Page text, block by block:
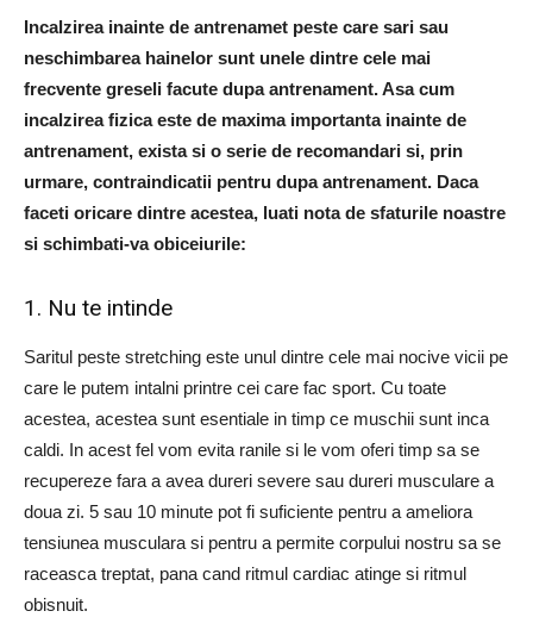
Incalzirea inainte de antrenamet peste care sari sau
neschimbarea hainelor sunt unele dintre cele mai
frecvente greseli facute dupa antrenament. Asa cum
incalzirea fizica este de maxima importanta inainte de
antrenament, exista si o serie de recomandari si, prin
urmare, contraindicatii pentru dupa antrenament. Daca
faceti oricare dintre acestea, luati nota de sfaturile noastre
si schimbati-va obiceiurile:
1. Nu te intinde
Saritul peste stretching este unul dintre cele mai nocive vicii pe
care le putem intalni printre cei care fac sport. Cu toate
acestea, acestea sunt esentiale in timp ce muschii sunt inca
caldi. In acest fel vom evita ranile si le vom oferi timp sa se
recupereze fara a avea dureri severe sau dureri musculare a
doua zi. 5 sau 10 minute pot fi suficiente pentru a ameliora
tensiunea musculara si pentru a permite corpului nostru sa se
raceasca treptat, pana cand ritmul cardiac atinge si ritmul
obisnuit.